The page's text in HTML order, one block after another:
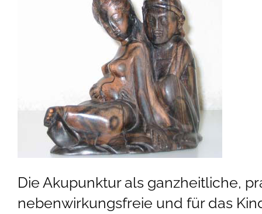
Die Akupunktur als ganzheitliche,
nebenwirkungsfreie und für das